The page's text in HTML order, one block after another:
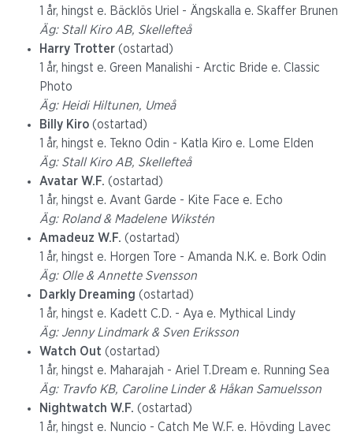
1 år, hingst e. Bäcklös Uriel - Ängskalla e. Skaffer Brunen
Äg: Stall Kiro AB, Skellefteå
Harry Trotter (ostartad)
1 år, hingst e. Green Manalishi - Arctic Bride e. Classic
Photo
Äg: Heidi Hiltunen, Umeå
Billy Kiro (ostartad)
1 år, hingst e. Tekno Odin - Katla Kiro e. Lome Elden
Äg: Stall Kiro AB, Skellefteå
Avatar W.F. (ostartad)
1 år, hingst e. Avant Garde - Kite Face e. Echo
Äg: Roland & Madelene Wikstén
Amadeuz W.F. (ostartad)
1 år, hingst e. Horgen Tore - Amanda N.K. e. Bork Odin
Äg: Olle & Annette Svensson
Darkly Dreaming (ostartad)
1 år, hingst e. Kadett C.D. - Aya e. Mythical Lindy
Äg: Jenny Lindmark & Sven Eriksson
Watch Out (ostartad)
1 år, hingst e. Maharajah - Ariel T.Dream e. Running Sea
Äg: Travfo KB, Caroline Linder & Håkan Samuelsson
Nightwatch W.F. (ostartad)
1 år, hingst e. Nuncio - Catch Me W.F. e. Hövding Lavec